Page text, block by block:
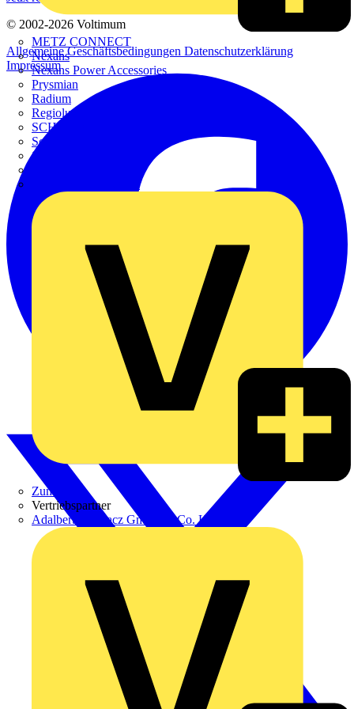
METZ CONNECT
Nexans
Nexans Power Accessories
Prysmian
Radium
Regiolux
SCHÜCO
Scireum
SIEMENS
Zumtobel
Vertriebspartner
Adalbert Zajadacz GmbH & Co. KG
© 2002-2026 Voltimum
Allgemeine Geschäftsbedingungen Datenschutzerklärung
Impressum